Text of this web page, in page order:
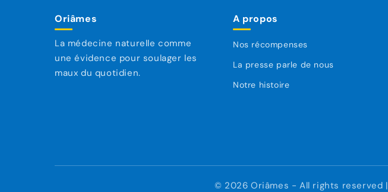
Oriâmes
La médecine naturelle comme
une évidence pour soulager les
maux du quotidien.
A propos
Nos récompenses
La presse parle de nous
Notre histoire
© 2026 Oriâmes - All rights reserved |